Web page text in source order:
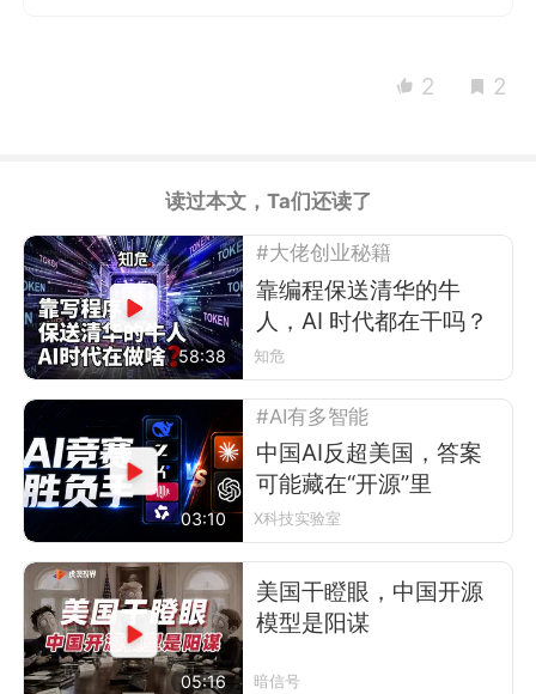
2 2
读过本文，Ta们还读了
58:38
#大佬创业秘籍
靠编程保送清华的牛
人，AI 时代都在干吗？
知危
03:10
#AI有多智能
中国AI反超美国，答案
可能藏在“开源”里
X科技实验室
05:16
美国干瞪眼，中国开源
模型是阳谋
暗信号